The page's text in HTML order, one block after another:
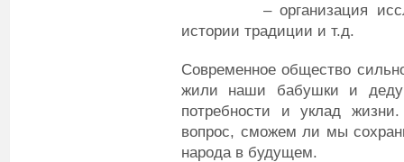
– организация
истории традиции и т.д.
Современное общество
жили наши бабушки и
потребности и уклад
вопрос, сможем ли мы
народа в будущем.